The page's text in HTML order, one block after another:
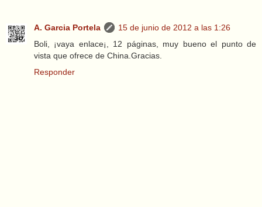
A. Garcia Portela
15 de junio de 2012 a las 1:26
Boli, ¡vaya enlace¡, 12 páginas, muy bueno el punto de
vista que ofrece de China.Gracias.
Responder